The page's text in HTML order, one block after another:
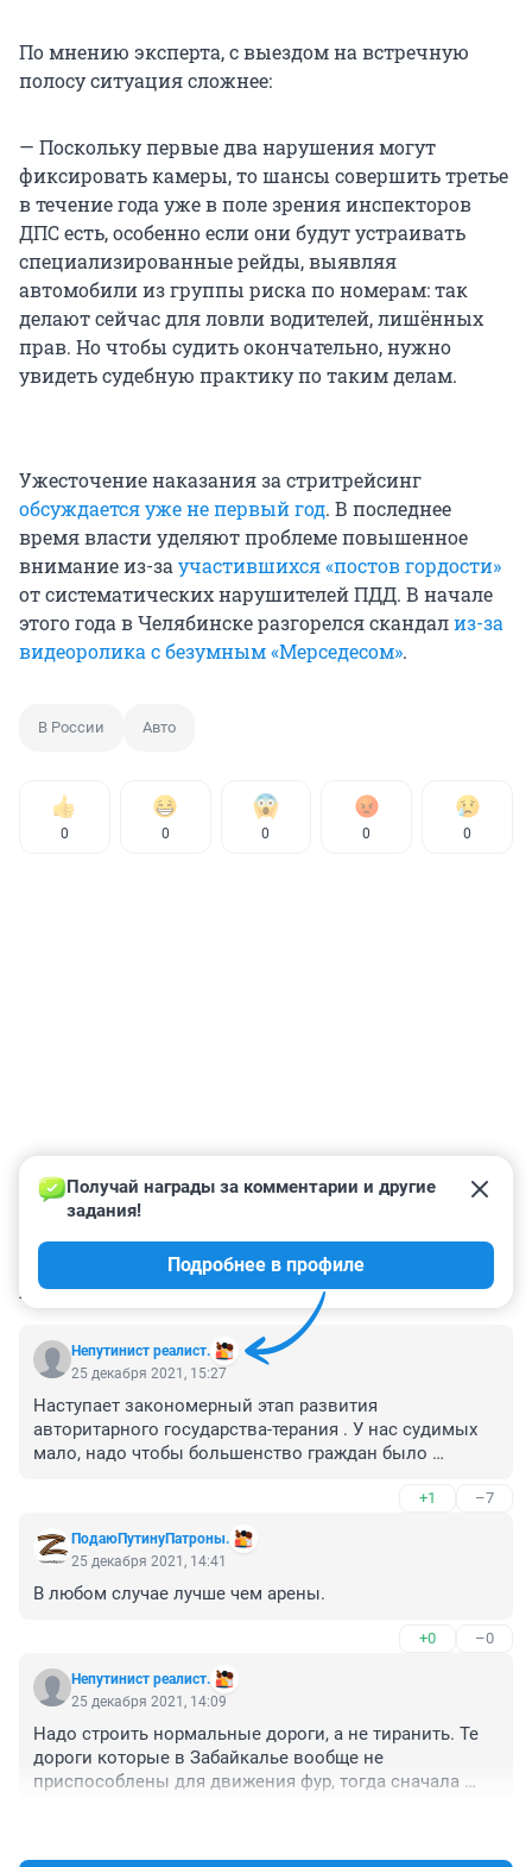
По мнению эксперта, с выездом на встречную
полосу ситуация сложнее:
— Поскольку первые два нарушения могут
фиксировать камеры, то шансы совершить третье
в течение года уже в поле зрения инспекторов
ДПС есть, особенно если они будут устраивать
специализированные рейды, выявляя
автомобили из группы риска по номерам: так
делают сейчас для ловли водителей, лишённых
прав. Но чтобы судить окончательно, нужно
увидеть судебную практику по таким делам.
Ужесточение наказания за стритрейсинг
обсуждается уже не первый год. В последнее
время власти уделяют проблеме повышенное
внимание из-за участившихся «постов гордости»
от систематических нарушителей ПДД. В начале
этого года в Челябинске разгорелся скандализ-за
видеоролика с безумным «Мерседесом».
В России Авто
0 0 0 0 0
КОММЕНТАРИИ 12
Непутинист реалист.
Получай награды за комментарии и другие
задания!
Подробнее в профиле
25 декабря 2021, 15:27
Наступает закономерный этап развития
авторитарного государства-терания . У нас судимых
мало, надо чтобы большенство граждан было
жить по старому, верхи не могут управлять по
старому. Историю ни кто не желает изучать и у
читывать закономерности развития общества.  Если
президент утвердит Закон он покажет своё
невежество, своими руками начнёт успешно
властью," с которой будет безуспешно бороться,
потому что им нечего терять. А объедениться сейчас
очень легко, да и "партнёры" помогут финансово и
организационно.
+1 –7
ПодаюПутинуПатроны.
25 декабря 2021, 14:41
В любом случае лучше чем арены.
+0 –0
Непутинист реалист.
25 декабря 2021, 14:09
Надо строить нормальные дороги, а не тиранить. Те
дороги которые в Забайкалье вообще не
приспособлены для движения фур, тогда сначала